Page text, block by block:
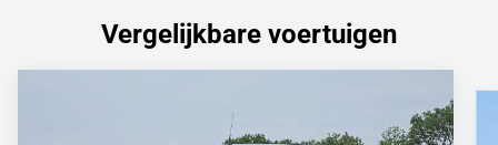
Vergelijkbare voertuigen